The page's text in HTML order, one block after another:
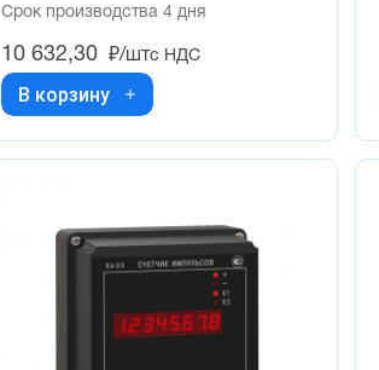
Срок производства 4 дня
10 632,30 ₽/штс НДС
В корзину